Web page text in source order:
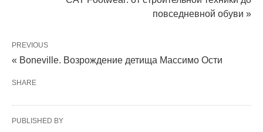
повседневной обуви »
PREVIOUS
« Boneville. Возрождение детища Массимо Ости
SHARE
PUBLISHED BY